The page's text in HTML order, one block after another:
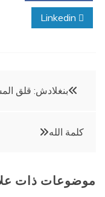
تصفّح
بنغلادش: قلق
كلمة الله
موضوعات ذات